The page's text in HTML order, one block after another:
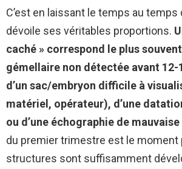
C’est en laissant le temps au temps
dévoile ses véritables proportions.
caché » correspond le plus
gémellaire non détectée avant 12-
d’un sac/embryon difficile à
matériel, opérateur), d’une
ou d’une échographie de
du premier trimestre est le moment
structures sont suffisamment